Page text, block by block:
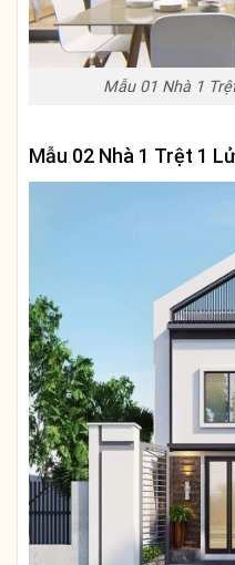
Mẫu 01 Nhà 1
Mẫu 02 Nhà 1 Trệt 1